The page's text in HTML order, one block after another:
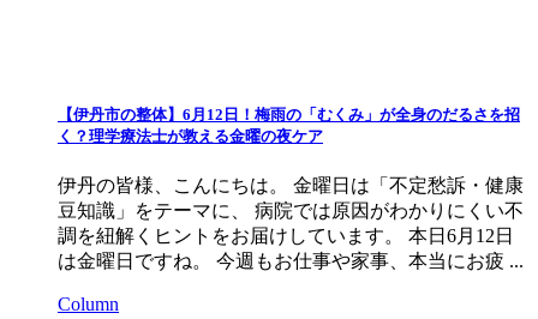
【伊丹市の整体】6月12日！梅雨の「むくみ」が全身のだるさを招
く？理学療法士が教える金曜の夜ケア
伊丹の皆様、こんにちは。 金曜日は「不定愁訴・健康
豆知識」をテーマに、 病院では原因がわかりにくい不
調を紐解くヒントをお届けしています。 本日6月12日
は金曜日ですね。 今週もお仕事や家事、本当にお疲 ...
Column